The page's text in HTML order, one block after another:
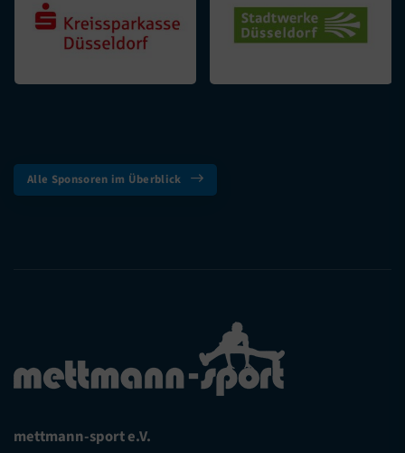
Alle Sponsoren im Überblick
mettmann-sport e.V.